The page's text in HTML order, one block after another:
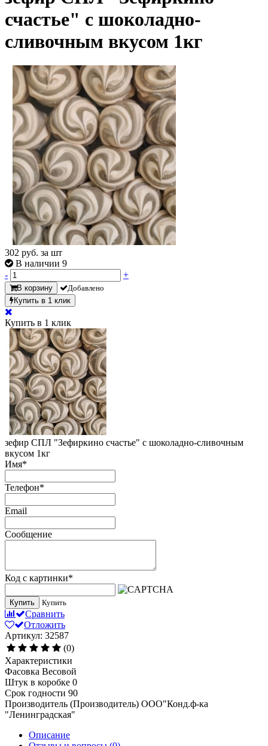
счастье" с шоколадно-
сливочным вкусом 1кг
302 руб. за шт
В наличии 9
-
+
В корзину
Добавлено
Купить в 1 клик
Купить в 1 клик
зефир СПЛ "Зефиркино счастье" с шоколадно-сливочным
вкусом 1кг
Имя*
Телефон*
Email
Сообщение
Код с картинки*
Купить Купить
Сравнить
Отложить
Артикул: 32587
(0)
Характеристики
Фасовка Весовой
Штук в коробке 0
Срок годности 90
Производитель (Производитель) ООО"Конд.ф-ка
"Ленинградская"
Описание